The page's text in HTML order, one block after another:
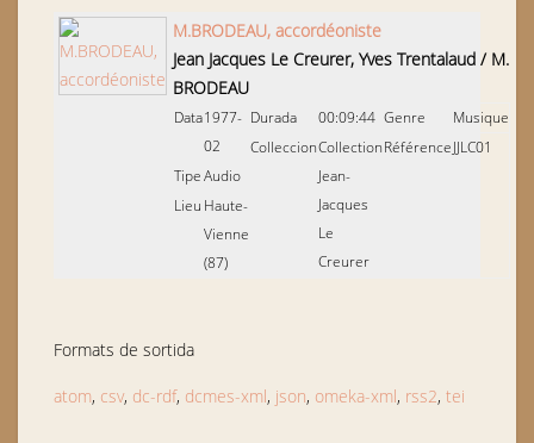
M.BRODEAU, accordéoniste
Jean Jacques Le Creurer, Yves Trentalaud / M.
BRODEAU
Data1977-
02
TipeAudio
Lieu Haute-
Vienne
(87)
Durada
00:09:44
ColleccionCollection
Jean-
Jacques
Le
Creurer
Genre
Musique
RéférenceJJLC01
Formats de sortida
atom, csv, dc-rdf, dcmes-xml, json, omeka-xml, rss2, tei